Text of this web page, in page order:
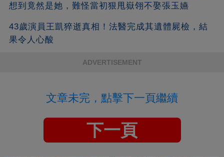
想到竟然是她，難怪當初狠甩嶽翎不娶張玉嬿
43歲演員王凱猝逝真相！法醫完成其遺體屍檢，結
果令人心酸
ADVERTISEMENT
文章未完，點擊下一頁繼續
下一頁